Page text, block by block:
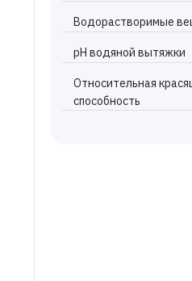
Водорастворимые
рН водяной вытяжки
Относительная
способность